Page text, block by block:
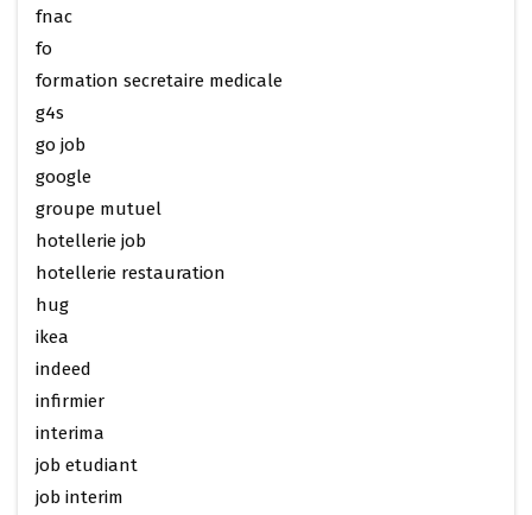
fnac
fo
formation secretaire medicale
g4s
go job
google
groupe mutuel
hotellerie job
hotellerie restauration
hug
ikea
indeed
infirmier
interima
job etudiant
job interim